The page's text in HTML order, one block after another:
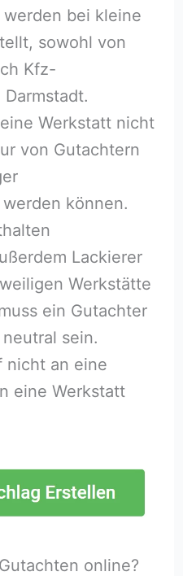
bei kleine
sowohl von
Kfz-
Werkstatt nicht
von Gutachtern
können.
Lackierer
Werkstätte
ein Gutachter
sein.
nicht an eine
eine Werkstatt
online?